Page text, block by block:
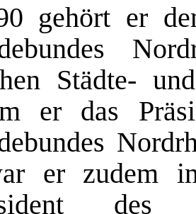
gehört er
Städte-
er das
er zudem
des